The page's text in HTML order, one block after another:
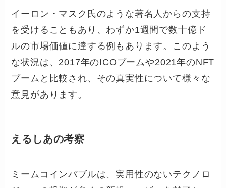
イーロン・マスク氏のような著名人からの支持
を受けることもあり、わずか1週間で数十億ド
ルの市場価値に達する例もあります。このよう
な状況は、2017年のICOブームや2021年のNFT
ブームと比較され、その真実性について様々な
意見があります。
えるしあの考察
ミームコインバブルは、実用性のないテクノロ